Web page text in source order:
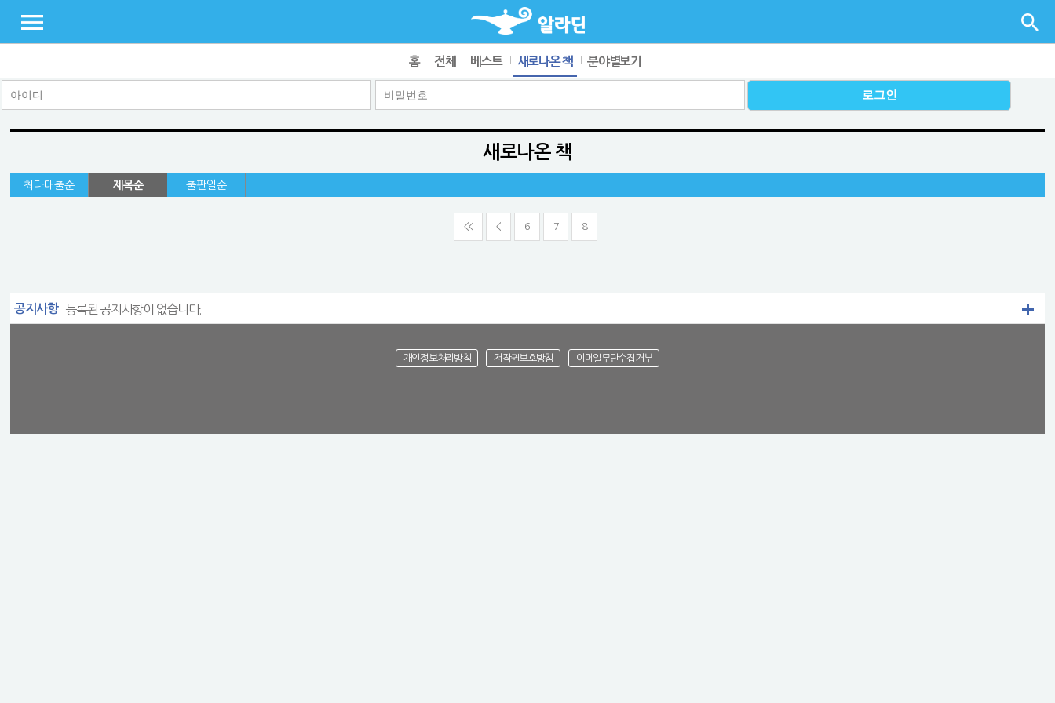
홈 전체 베스트 새로나온 책 분야별보기
새로나온 책
최다대출순 제목순 출판일순
<< < 6 7 8
공지사항 등록된 공지사항이 없습니다.
개인정보처리방침 저작권보호방침 이메일무단수집거부